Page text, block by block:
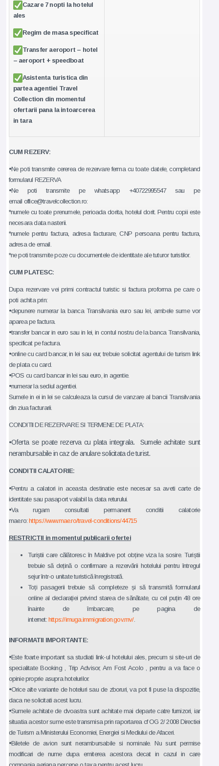
Cazare 7 nopti lahotelul
ales
Regim de masa specificat
Transfer aeroport – hotel
– aeroport + speedboat
Asistenta turistica din
partea agentiei Travel
Collection din momentul
ofertarii pana la intoarcerea
in tara
CUM REZERV:
•Ne poti transmite cererea de rezervare ferma cu toate datele, completand
formularul REZERVA
•Ne poti transmite pe whatsapp +40722995547 sau pe
email office@travelcollection.ro:
*numele cu toate prenumele, perioada dorita, hotelul dorit. Pentru copii este
necesara data nasterii.
*numele pentru factura, adresa facturare, CNP persoana pentru factura,
adresa de email.
*ne poti transmite poze cu documentele de identitate ale tuturor turistilor.
CUM PLATESC:
Dupa rezervare vei primi contractul turistic si factura proforma pe care o
poti achita prin:
•depunere numerar la banca Transilvania euro sau lei, ambele sume vor
aparea pe factura.
•transfer bancar in euro sau in lei, in contul nostru de la banca Transilvania,
specificat pe factura.
•online cu card bancar, in lei sau eur, trebuie solicitat agentului de turism link
de plata cu card.
•POS cu card bancar in lei sau euro, in agentie.
•numerar la sediul agentiei.
Sumele in ei in lei se calculeaza la cursul de vanzare al bancii Transilvania
din ziua facturarii.
CONDITII DE REZERVARE SI TERMENE DE PLATA:
•Oferta se poate rezerva cu plata integrala.
Sumele achitate sunt
nerambursabile in caz de anulare solicitata de turist.
CONDITII CALATORIE:
•Pentru a calatori in aceasta destinatie este necesar sa aveti carte de
identitate sau pasaport valabil la data returului.
•Va rugam consultati permanent conditii calatorie
mae.ro:https://www.mae.ro/travel-conditions/44715
RESTRICTII in momentul publicarii ofertei
Turiștii care călătoresc în Maldive pot obține viza la sosire. Turiștii
trebuie să dețină o confirmare a rezervării hotelului pentru întregul
sejur într-o unitate turistică înregistrată.
Toți pasagerii trebuie să completeze și să transmită formularul
online al declarației privind starea de sănătate, cu cel puțin 48 ore
înainte de îmbarcare, pe pagina de
internet:https://imuga.immigration.gov.mv/.
INFORMATII IMPORTANTE:
•Este foarte important sa studiati link-ul hotelului ales, precum si site-uri de
specialitate Booking , Trip Advisor, Am Fost Acolo , pentru a va face o
opinie proprie asupra hotelurilor.
•Orice alte variante de hoteluri sau de zboruri, va pot fi puse la dispozitie,
daca ne solicitati acest lucru.
•Sumele achitate de dvoastra sunt achitate mai departe catre furnizori, iar
situatia acestor sume este transmisa prin raportarea cf OG 2/ 2008 Directiei
de Turism a Ministerului Economiei, Energiei si Mediului de Afaceri.
•Biletele de avion sunt nerambursabile si nominale. Nu sunt permise
modificari de nume dupa emiterea acestora decat in cazul in care